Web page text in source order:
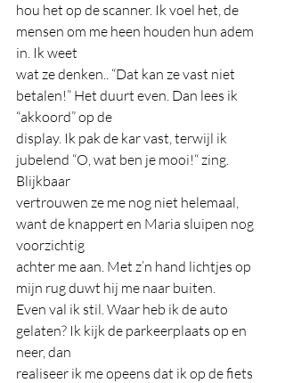
hou het op de scanner. Ik voel het, de
mensen om me heen houden hun adem
in. Ik weet
wat ze denken.. “Dat kan ze vast niet
betalen!” Het duurt even. Dan lees ik
“akkoord” op de
display. Ik pak de kar vast, terwijl ik
jubelend “O, wat ben je mooi!“ zing.
Blijkbaar
vertrouwen ze me nog niet helemaal,
want de knappert en Maria sluipen nog
voorzichtig
achter me aan. Met z’n hand lichtjes op
mijn rug duwt hij me naar buiten.
Even val ik stil. Waar heb ik de auto
gelaten? Ik kijk de parkeerplaats op en
neer, dan
realiseer ik me opeens dat ik op de fiets